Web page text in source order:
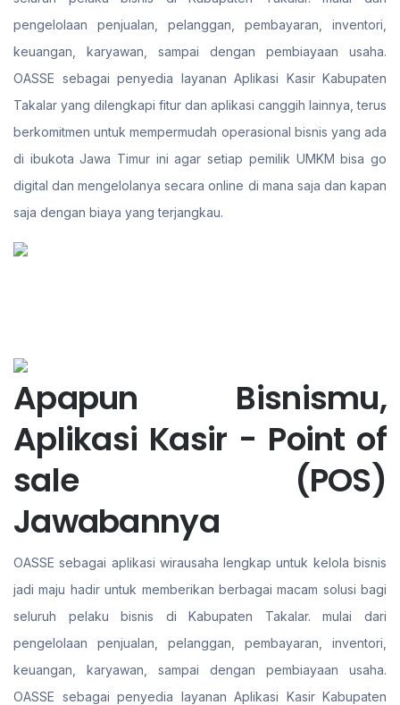
pengelolaan penjualan, pelanggan, pembayaran, inventori,
keuangan, karyawan, sampai dengan pembiayaan usaha.
OASSE sebagai penyedia layanan Aplikasi Kasir Kabupaten
Takalar yang dilengkapi fitur dan aplikasi canggih lainnya, terus
berkomitmen untuk mempermudah operasional bisnis yang ada
di ibukota Jawa Timur ini agar setiap pemilik UMKM bisa go
digital dan mengelolanya secara online di mana saja dan kapan
saja dengan biaya yang terjangkau.
Apapun Bisnismu,
Aplikasi Kasir - Point of
sale (POS)
Jawabannya
OASSE sebagai aplikasi wirausaha lengkap untuk kelola bisnis
jadi maju hadir untuk memberikan berbagai macam solusi bagi
seluruh pelaku bisnis di Kabupaten Takalar. mulai dari
pengelolaan penjualan, pelanggan, pembayaran, inventori,
keuangan, karyawan, sampai dengan pembiayaan usaha.
OASSE sebagai penyedia layanan Aplikasi Kasir Kabupaten